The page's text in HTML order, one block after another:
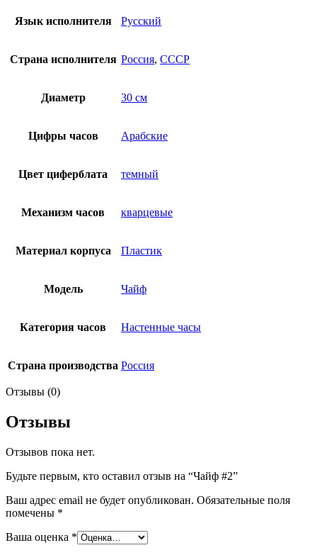
Язык исполнителя Русский
Страна исполнителя Россия, СССР
Диаметр 30 см
Цифры часов Арабские
Цвет циферблата темный
Механизм часов кварцевые
Материал корпуса Пластик
Модель Чайф
Категория часов Настенные часы
Страна производства Россия
Отзывы (0)
Отзывы
Отзывов пока нет.
Будьте первым, кто оставил отзыв на “Чайф #2”
Ваш адрес email не будет опубликован. Обязательные поля
помечены *
Ваша оценка *